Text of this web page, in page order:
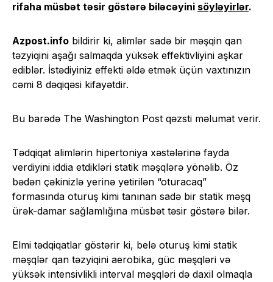
rifaha müsbət təsir göstərə biləcəyini söyləyirlər.
Azpost.info bildirir ki, alimlər sadə bir məşqin qan
təzyiqini aşağı salmaqda yüksək effektivliyini aşkar
ediblər. İstədiyiniz effekti əldə etmək üçün vaxtınızın
cəmi 8 dəqiqəsi kifayətdir.
Bu barədə The Washington Post qəzsti məlumat verir.
Tədqiqat alimlərin hipertoniya xəstələrinə fayda
verdiyini iddia etdikləri statik məşqlərə yönəlib. Öz
bədən çəkinizlə yerinə yetirilən “oturacaq”
formasında oturuş kimi tanınan sadə bir statik məşq
ürək-damar sağlamlığına müsbət təsir göstərə bilər.
Elmi tədqiqatlar göstərir ki, belə oturuş kimi statik
məşqlər qan təzyiqini aerobika, güc məşqləri və
yüksək intensivlikli interval məşqləri də daxil olmaqla